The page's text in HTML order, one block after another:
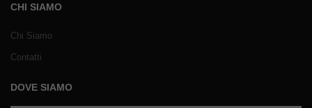
CHI SIAMO
Chi Siamo
Contatti
DOVE SIAMO